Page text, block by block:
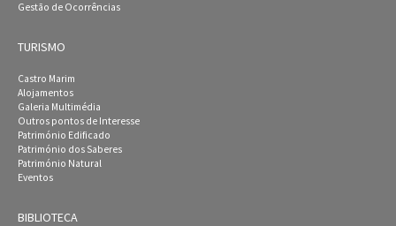
Gestão de Ocorrências
TURISMO
Castro Marim
Alojamentos
Galeria Multimédia
Outros pontos de Interesse
Património Edificado
Património dos Saberes
Património Natural
Eventos
BIBLIOTECA